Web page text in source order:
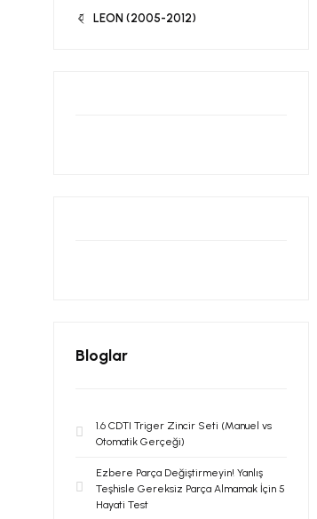
LEON (2005-2012)
Bloglar
1.6 CDTI Triger Zincir Seti (Manuel vs
Otomatik Gerçeği)
Ezbere Parça Değiştirmeyin! Yanlış
Teşhisle Gereksiz Parça Almamak İçin 5
Hayati Test